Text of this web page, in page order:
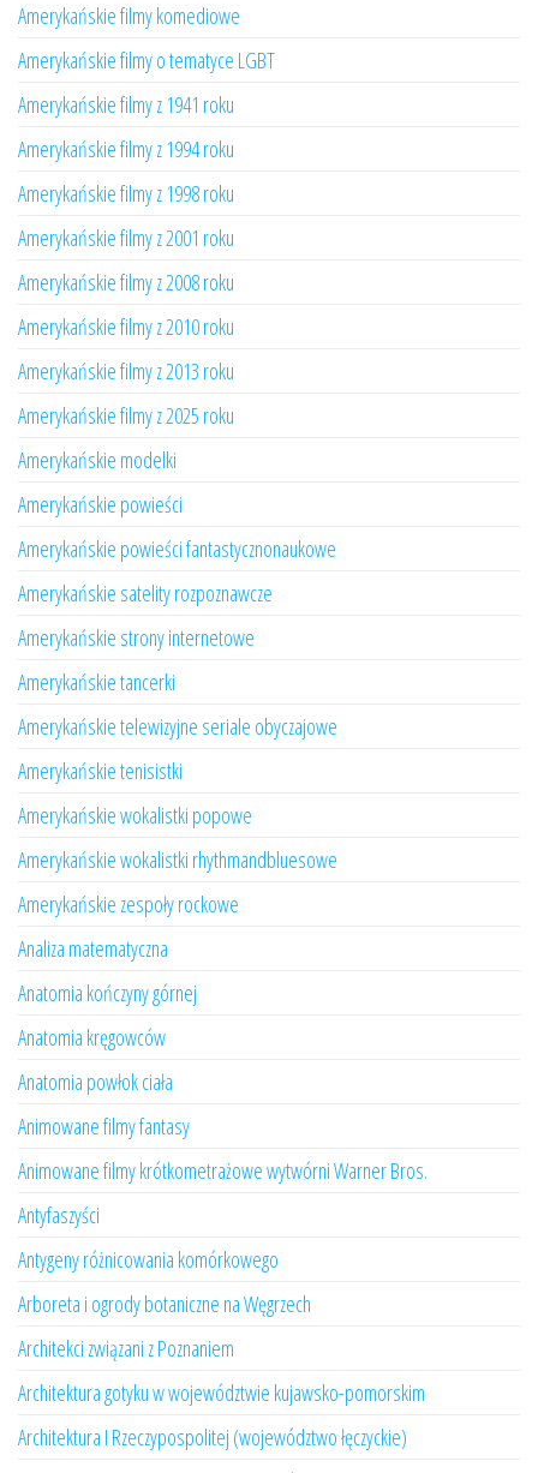
Amerykańskie filmy komediowe
Amerykańskie filmy o tematyce LGBT
Amerykańskie filmy z 1941 roku
Amerykańskie filmy z 1994 roku
Amerykańskie filmy z 1998 roku
Amerykańskie filmy z 2001 roku
Amerykańskie filmy z 2008 roku
Amerykańskie filmy z 2010 roku
Amerykańskie filmy z 2013 roku
Amerykańskie filmy z 2025 roku
Amerykańskie modelki
Amerykańskie powieści
Amerykańskie powieści fantastycznonaukowe
Amerykańskie satelity rozpoznawcze
Amerykańskie strony internetowe
Amerykańskie tancerki
Amerykańskie telewizyjne seriale obyczajowe
Amerykańskie tenisistki
Amerykańskie wokalistki popowe
Amerykańskie wokalistki rhythmandbluesowe
Amerykańskie zespoły rockowe
Analiza matematyczna
Anatomia kończyny górnej
Anatomia kręgowców
Anatomia powłok ciała
Animowane filmy fantasy
Animowane filmy krótkometrażowe wytwórni Warner Bros.
Antyfaszyści
Antygeny różnicowania komórkowego
Arboreta i ogrody botaniczne na Węgrzech
Architekci związani z Poznaniem
Architektura gotyku w województwie kujawsko-pomorskim
Architektura I Rzeczypospolitej (województwo łęczyckie)